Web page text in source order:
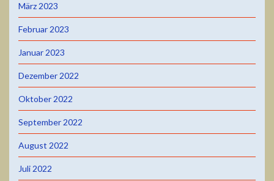
März 2023
Februar 2023
Januar 2023
Dezember 2022
Oktober 2022
September 2022
August 2022
Juli 2022